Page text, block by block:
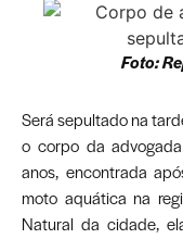
Foto:
Será sepultado na
o corpo da
anos, encontrada
moto aquática na
Natural da cidade,